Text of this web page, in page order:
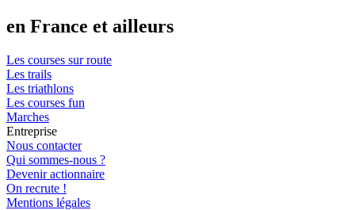
en France et ailleurs
Les courses sur route
Les trails
Les triathlons
Les courses fun
Marches
Entreprise
Nous contacter
Qui sommes-nous ?
Devenir actionnaire
On recrute !
Mentions légales